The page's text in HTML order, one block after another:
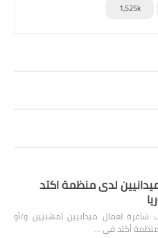
1,525k
لدى منظمة اكتد
لعمال ميدانيين (مهنيين و/أو
منظمة أكتد في …